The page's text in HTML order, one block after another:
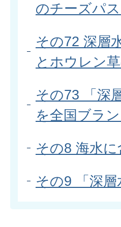
のチーズパ
その72 深層
とホウレン
その73 「深
を全国ブラ
その8 海水
その9 「深